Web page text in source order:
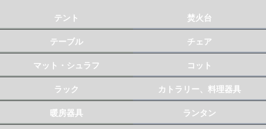
テント 焚火台
テーブル チェア
マット・シュラフ コット
ラック カトラリー、料理器具
暖房器具 ランタン